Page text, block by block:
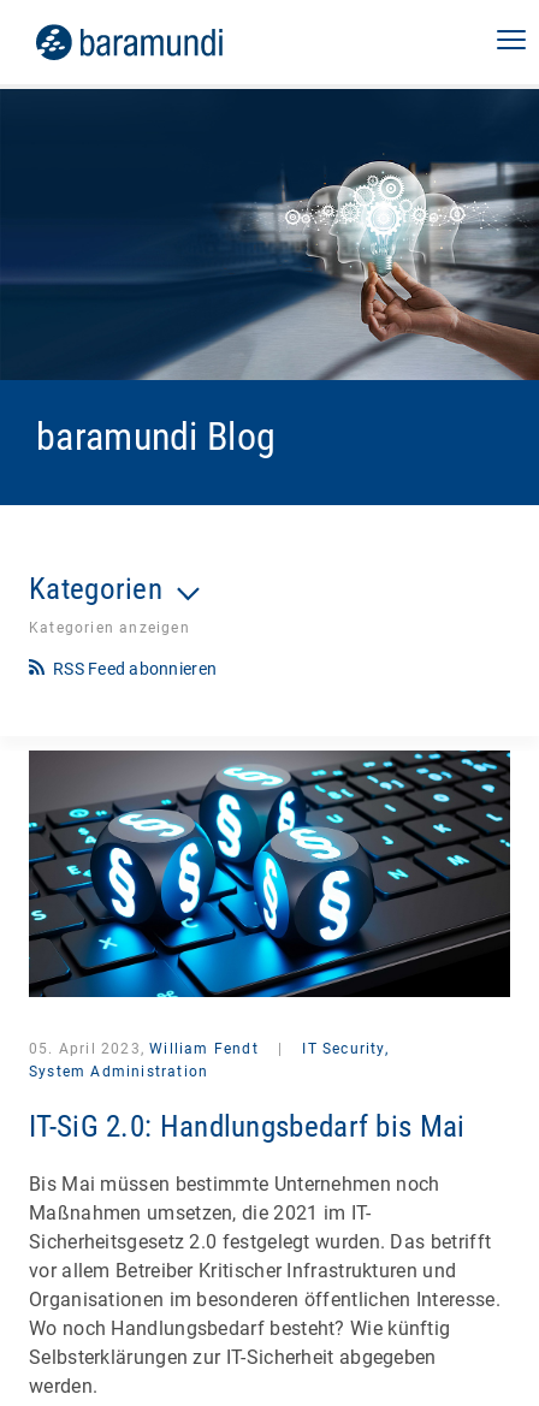
baramundi Blog
Kategorien
Kategorien anzeigen
RSS Feed abonnieren
05. April 2023,William Fendt
IT Security,
System Administration
IT-SiG 2.0: Handlungsbedarf bis Mai
Bis Mai müssen bestimmte Unternehmen noch
Maßnahmen umsetzen, die 2021 im IT-
Sicherheitsgesetz 2.0 festgelegt wurden. Das betrifft
vor allem Betreiber Kritischer Infrastrukturen und
Organisationen im besonderen öffentlichen Interesse.
Wo noch Handlungsbedarf besteht? Wie künftig
Selbsterklärungen zur IT-Sicherheit abgegeben
werden.